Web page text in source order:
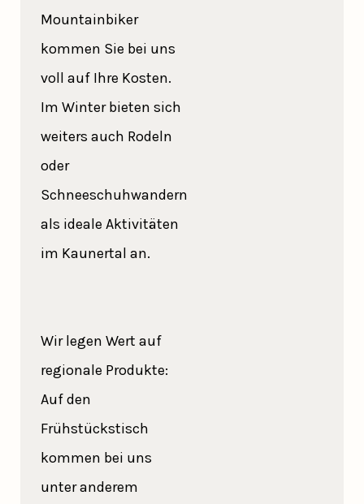
Mountainbiker
kommen Sie bei uns
voll auf Ihre Kosten.
Im Winter bieten sich
weiters auch Rodeln
oder
Schneeschuhwandern
als ideale Aktivitäten
im Kaunertal an.
Wir legen Wert auf
regionale Produkte:
Auf den
Frühstückstisch
kommen bei uns
unter anderem